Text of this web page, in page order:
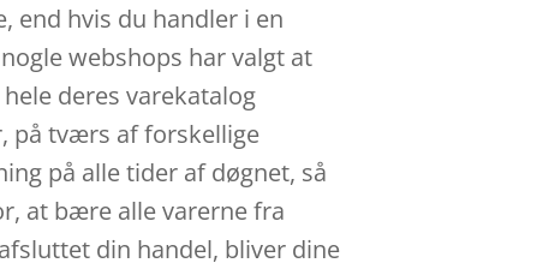
end hvis du handler i en
webshops har valgt at
deres varekatalog
på tværs af forskellige
på alle tider af døgnet, så
at bære alle varerne fra
din handel, bliver dine